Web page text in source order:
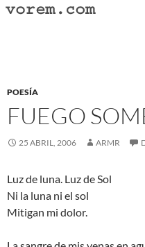
Saltar
POESÍA
FUEGO
25 ABRIL, 2006 ARMR
Luz de luna. Luz de Sol
Ni la luna ni el sol
Mitigan mi dolor.